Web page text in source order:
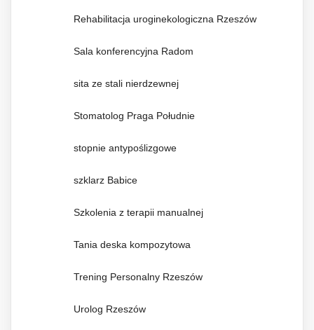
Rehabilitacja uroginekologiczna Rzeszów
Sala konferencyjna Radom
sita ze stali nierdzewnej
Stomatolog Praga Południe
stopnie antypoślizgowe
szklarz Babice
Szkolenia z terapii manualnej
Tania deska kompozytowa
Trening Personalny Rzeszów
Urolog Rzeszów